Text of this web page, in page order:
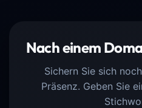
Nach einem
Sichern Sie sich
Präsenz. Geben Sie